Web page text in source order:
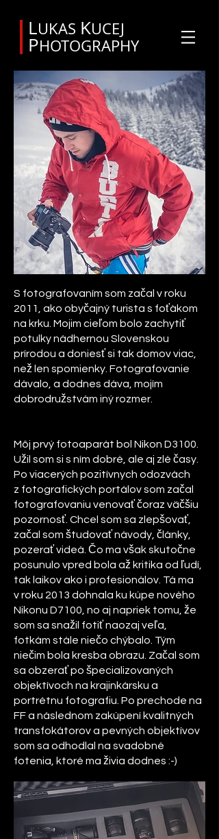
LUKAS KUCEJ
PHOTOGRAPHY
S fotografovaním som začal v roku
2011, ako obyčajný turista s foťàkom
na krku. Mojim cieľom bolo zachytiť
potulky nádhernou Slovenskou
prírodou a doniesť si tak domov viac,
než len spomienky. Fotografovanie
dávalo, a dodnes dáva, mojím
dobrodružstvám iný rozmer.
Môj prvý fotoaparát bol Nikon D3100.
Užil som si s ním dobré, ale aj zlé časy.
Po viacerých pozitívnych odozvách
z fotografických portálov som začal
fotografovaniu venovať čoraz väčšiu
pozornosť. Chcel som sa zlepšovať,
začal som študovať návody, články,
pozerať videá. Čo ma však skutočne
posunulo vpred bola až kritika od ľudí,
tak laikov ako i profesionálov. Tá ma
v roku 2013 dohnala ku kúpe nového
Nikonu D7100, no aj napriek tomu, že
som sa snažil fotiť naozaj veľa,
fotkám stále niečo chýbalo. Tým
niečim bola kresba obrazu. Začal som
sa obzerať po špecializovaných
objektívoch na krajinkársku a
portrétnu fotografiu. Po prechode na
FF a následnom zakúpení kvalitných
transfokátorov a pevných objektívov
som sa odhodlal na svadobné
fotenia, ktoré ma živia dodnes :-)